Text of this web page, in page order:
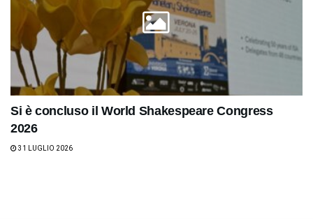
Si è concluso il World Shakespeare Congress
2026
31 LUGLIO 2026